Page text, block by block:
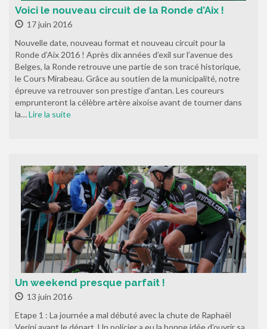
Voici le nouveau circuit de la Ronde d’Aix !
17 juin 2016
Nouvelle date, nouveau format et nouveau circuit pour la
Ronde d’Aix 2016 ! Après dix années d’exil sur l’avenue des
Belges, la Ronde retrouve une partie de son tracé historique,
le Cours Mirabeau. Grâce au soutien de la municipalité, notre
épreuve va retrouver son prestige d’antan. Les coureurs
emprunteront la célèbre artère aixoise avant de tourner dans
la…Lire la suite
Un weekend presque parfait !
13 juin 2016
Etape 1 : La journée a mal débuté avec la chute de Raphaël
Verini avant le départ. Un policier a eu la bonne idée d’ouvrir sa